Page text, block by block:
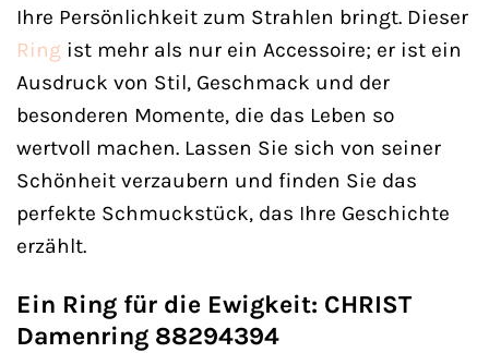
Ihre Persönlichkeit zum Strahlen bringt. Dieser
Ring ist mehr als nur ein Accessoire; er ist ein
Ausdruck von Stil, Geschmack und der
besonderen Momente, die das Leben so
wertvoll machen. Lassen Sie sich von seiner
Schönheit verzaubern und finden Sie das
perfekte Schmuckstück, das Ihre Geschichte
erzählt.
Ein Ring für die Ewigkeit: CHRIST
Damenring 88294394